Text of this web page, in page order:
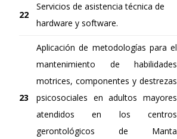
22
Servicios de asistencia técnica de
hardware y software.
23
Aplicación de metodologías para el
mantenimiento de habilidades
motrices, componentes y destrezas
psicosociales en adultos mayores
atendidos en los centros
gerontológicos de Manta